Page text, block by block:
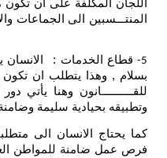
اللجان المكلفة على ان
المنتـــسبين الى الجماعات
5-
قطاع الخدمات : الانسان
بسلام , وهذا يتطلب ان تكون
للقــــــــــانون وهنا
وتطبيقه بحيادية سليمة
كما يحتاج الانسان الى
فرص عمل ضامنة للمواطن